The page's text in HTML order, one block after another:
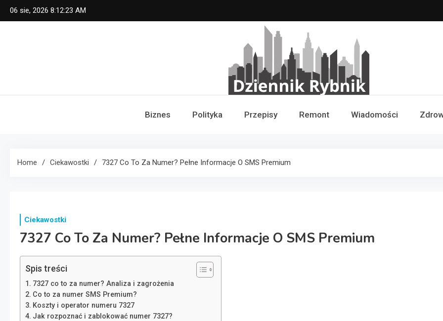
Skip
to
06 sie, 2026 8:12:23 AM
Dziennik Rybnik
Biznes Polityka Przepisy Remont Wiadomości
Home Ciekawostki 7327 Co To Za Numer? Pełne Informacje O SMS Premium
Ciekawostki
7327 Co To Za Numer? Pełne Informacje O SMS Premium
Spis treści
7327 co to za numer? Analiza i zagrożenia
Co to za numer SMS Premium?
Koszty i operator numeru 7327
Jak rozpoznać i zablokować numer 7327?